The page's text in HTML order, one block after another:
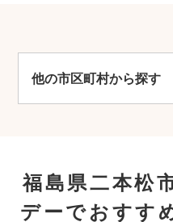
他の市区町村から探す
福島県二本松
デーでおすす